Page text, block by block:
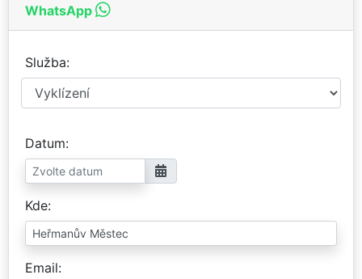
WhatsApp
Služba
Datum
Kde
Email